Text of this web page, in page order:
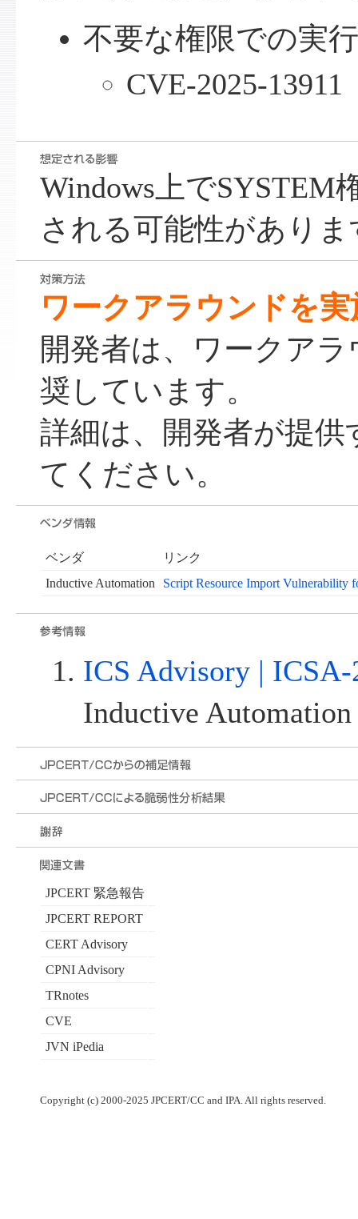
不要な権限での実
CVE-2025-13911
Windows上でSYSTEM
される可能性がありま
ワークアラウンドを
開発者は、ワークア
奨しています。
詳細は、開発者が提供
てください。
ベンダ
リンク
Inductive Automation
Script Resource Import Vulnerability
ICS Advisory | ICSA-
Inductive
JPCERT 緊急報告
JPCERT REPORT
CERT Advisory
CPNI Advisory
TRnotes
CVE
JVN iPedia
Copyright (c) 2000-2025 JPCERT/CC and IPA. All rights reserved.